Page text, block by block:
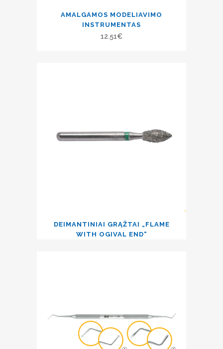
AMALGAMOS MODELIAVIMO
INSTRUMENTAS
12.51€
DEIMANTINIAI GRĄŽTAI „FLAME
WITH OGIVAL END“